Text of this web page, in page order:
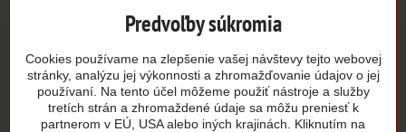
info​@authorshop​.sk
9:00 - 15:00
PO - PIA
Všetko k nákupu
Predvoľby súkromia
Cookies používame na zlepšenie vašej návštevy tejto webovej
stránky, analýzu jej výkonnosti a zhromažďovanie údajov o jej
používaní. Na tento účel môžeme použiť nástroje a služby
tretích strán a zhromaždené údaje sa môžu preniesť k
partnerom v EÚ, USA alebo iných krajinách. Kliknutím na